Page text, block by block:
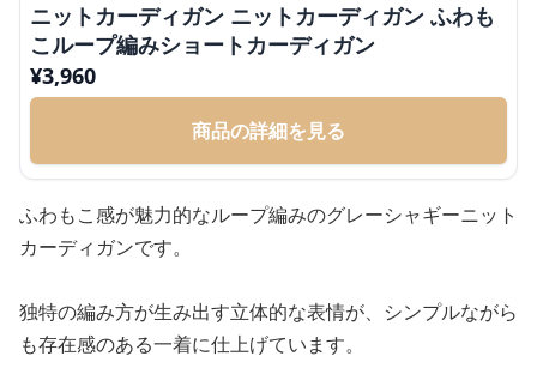
ニットカーディガン ニットカーディガン ふわも
こループ編みショートカーディガン
¥3,960
商品の詳細を見る
ふわもこ感が魅力的なループ編みのグレーシャギーニット
カーディガンです。
独特の編み方が生み出す立体的な表情が、シンプルながら
も存在感のある一着に仕上げています。